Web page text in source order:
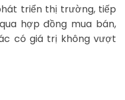
triển thị trường, tiếp
hợp đồng mua bán,
có giá trị không vượt